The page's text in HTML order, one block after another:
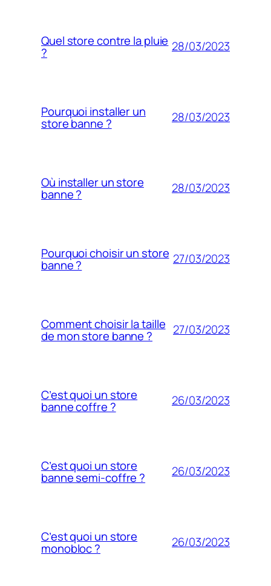
Quel store contre la pluie
? 28/03/2023
Pourquoi installer un
store banne ? 28/03/2023
Où installer un store
banne ? 28/03/2023
Pourquoi choisir un store
banne ? 27/03/2023
Comment choisir la taille
de mon store banne ? 27/03/2023
C’est quoi un store
banne coffre ? 26/03/2023
C’est quoi un store
banne semi-coffre ? 26/03/2023
C’est quoi un store
monobloc ? 26/03/2023